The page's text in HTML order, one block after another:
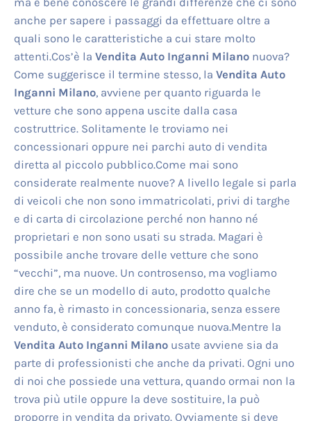
anche per sapere i passaggi da effettuare oltre a
quali sono le caratteristiche a cui stare molto
attenti.Cos’è la Vendita Auto Inganni Milanonuova?
Come suggerisce il termine stesso, la Vendita Auto
Inganni Milano, avviene per quanto riguarda le
vetture che sono appena uscite dalla casa
costruttrice. Solitamente le troviamo nei
concessionari oppure nei parchi auto di vendita
diretta al piccolo pubblico.Come mai sono
considerate realmente nuove? A livello legale si parla
di veicoli che non sono immatricolati, privi di targhe
e di carta di circolazione perché non hanno né
proprietari e non sono usati su strada. Magari è
possibile anche trovare delle vetture che sono
“vecchi”, ma nuove. Un controsenso, ma vogliamo
dire che se un modello di auto, prodotto qualche
anno fa, è rimasto in concessionaria, senza essere
venduto, è considerato comunque nuova.Mentre la
Vendita Auto Inganni Milanousate avviene sia da
parte di professionisti che anche da privati. Ogni uno
di noi che possiede una vettura, quando ormai non la
trova più utile oppure la deve sostituire, la può
proporre in vendita da privato. Ovviamente si deve